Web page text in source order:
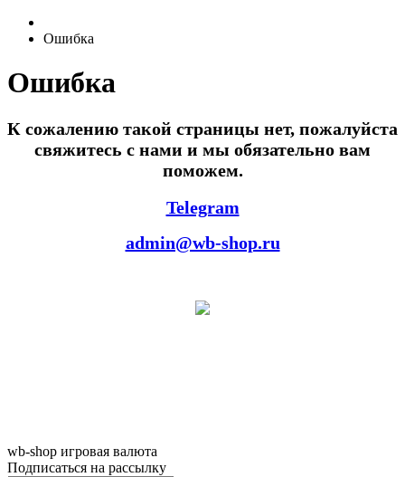
Ошибка
Ошибка
К сожалению такой страницы нет, пожалуйста
свяжитесь с нами и мы обязательно вам
поможем.
Telegram
admin@wb-shop.ru
wb-shop игровая валюта
Подписаться на рассылку